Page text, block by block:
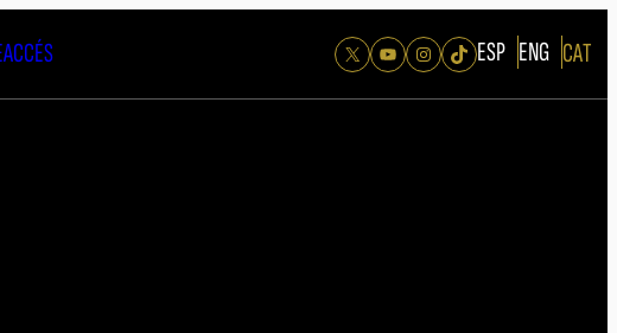
ACCÉS X YouTube Instagram TikTok ESP ENG CAT